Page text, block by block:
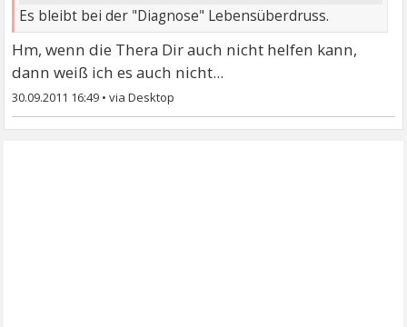
Es bleibt bei der "Diagnose" Lebensüberdruss.
Hm, wenn die Thera Dir auch nicht helfen kann,
dann weiß ich es auch nicht...
30.09.2011 16:49 •